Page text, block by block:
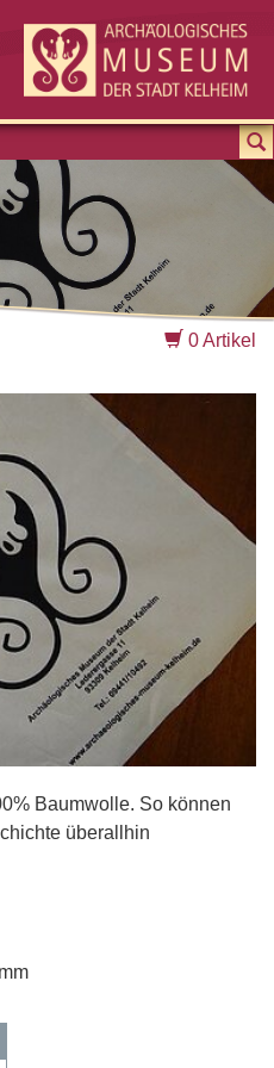
0 Artikel
Baumwolle. So können
überallhin